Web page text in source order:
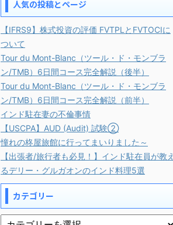
人気の投稿とページ
【IFRS9】株式投資の評価 FVTPLとFVTOCIに
ついて
Tour du Mont-Blanc（ツール・ド・モンブラ
ン/TMB）6日間コース完全解説（後半）
Tour du Mont-Blanc（ツール・ド・モンブラ
ン/TMB）6日間コース完全解説（前半）
インド駐在妻の不倫事情
【USCPA】AUD (Audit) 試験②
憧れの柊屋旅館に行ってまいりました～
【出張者/旅行者も必見！】インド駐在員が教え
るデリー・グルガオンのインド料理5選
カテゴリー